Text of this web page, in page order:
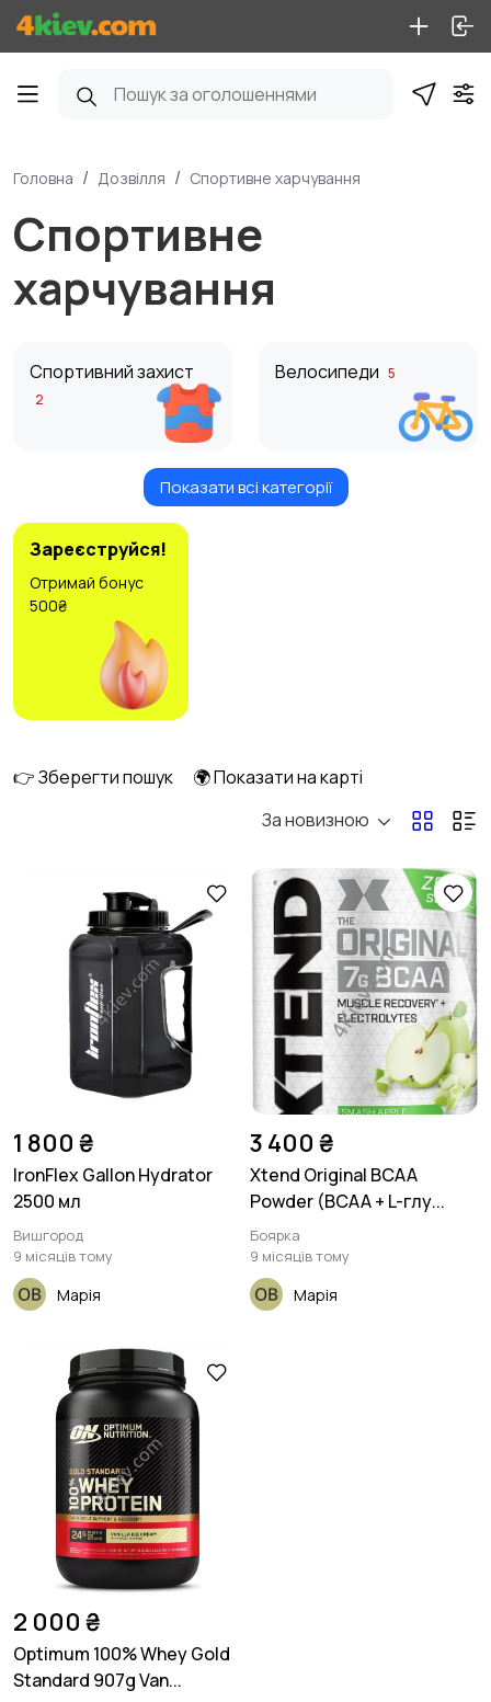
Головна Дозвілля Спортивне харчування
Спортивне
харчування
Спортивний захист
2
Велосипеди 5
скейтбординг 4
Самокати та
Більярд та боулінг
Мисливство та
риболовля 4
Відпочинок на
природі
Теніс, бадмінтон,
дартс
4
Тренажери та фітнес
3
Спортивне
харчування
Інше 1
Показати всі категорії
Зареєструйся!
Отримай бонус
500₴
👉 Зберегти пошук
🌍 Показати на карті
За новизною
1 800 ₴
IronFlex Gallon Hydrator
2500 мл
Вишгород
9 місяців тому
Марія
3 400 ₴
Xtend Original BCAA
Powder (BCAA + L-глу...
Боярка
9 місяців тому
Марія
2 000 ₴
Optimum 100% Whey Gold
Standard 907g Van...